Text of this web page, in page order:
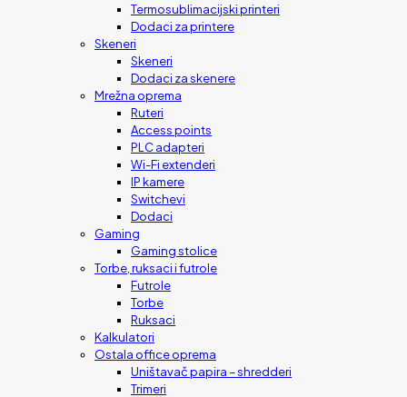
Termosublimacijski printeri
Dodaci za printere
Skeneri
Skeneri
Dodaci za skenere
Mrežna oprema
Ruteri
Access points
PLC adapteri
Wi-Fi extenderi
IP kamere
Switchevi
Dodaci
Gaming
Gaming stolice
Torbe, ruksaci i futrole
Futrole
Torbe
Ruksaci
Kalkulatori
Ostala office oprema
Uništavač papira – shredderi
Trimeri